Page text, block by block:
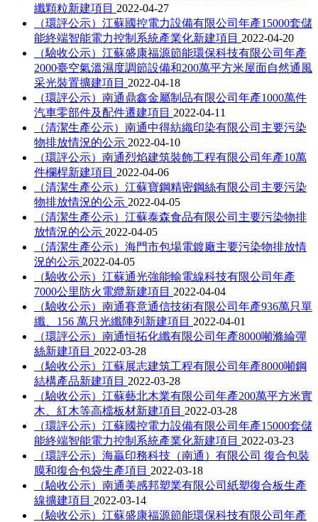
纖顆粒新建項目 2022-04-27
（環評公示）江蘇國控電力設備有限公司年產15000套儲
能終端智能電力控制系統產業化新建項目 2022-04-20
（驗收公示）江蘇盛康福源節能環保科技有限公司年產
2000臺空氣溫濕度調節設備和200萬平方米屋面自然通風
采光裝置擴建項目 2022-04-18
（環評公示）南通鼎鑫金屬制品有限公司年產1000萬件
汽車零部件及配件遷建項目 2022-04-11
（清潔生產公示）南通中得紡織印染有限公司主要污染
物排放情況的公示 2022-04-10
（環評公示）南通烈焰建筑裝飾工程有限公司年產10萬
件欄桿新建項目 2022-04-06
（清潔生產公示）江蘇寶鋼精密鋼絲有限公司主要污染
物排放情況的公示 2022-04-05
（清潔生產公示）江蘇泰森食品有限公司主要污染物排
放情況的公示 2022-04-05
（清潔生產公示）海門市包場電鍍廠主要污染物排放情
況的公示 2022-04-05
（驗收公示）江蘇通光強能輸電線科技有限公司年產
7000公里防火電纜新建項目 2022-04-04
（驗收公示）南通賽意通信技術有限公司年產936萬只單
纖、156 萬只光纖陣列新建項目 2022-04-01
（環評公示）南通恒拓化纖有限公司年產8000噸滌綸彈
絲新建項目 2022-03-28
（驗收公示）江蘇展志建筑工程有限公司年產8000噸鋼
結構產品新建項目 2022-03-28
（驗收公示）江蘇藝北木業有限公司年產200萬平方米實
木、紅木等高檔板材新建項目 2022-03-28
（環評公示）江蘇國控電力設備有限公司年產15000套儲
能終端智能電力控制系統產業化新建項目 2022-03-23
（環評公示）海贏印務科技（南通）有限公司 復合包裝
膜和復合包袋生產項目 2022-03-18
（驗收公示）南通美感邦塑業有限公司紙塑復合板生產
線擴建項目 2022-03-14
（驗收公示）江蘇盛康福源節能環保科技有限公司年產